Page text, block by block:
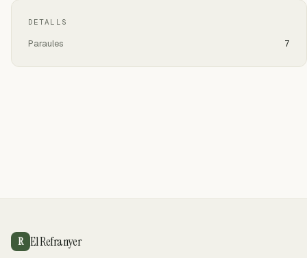
DETALLS
Paraules 7
R El Refranyer